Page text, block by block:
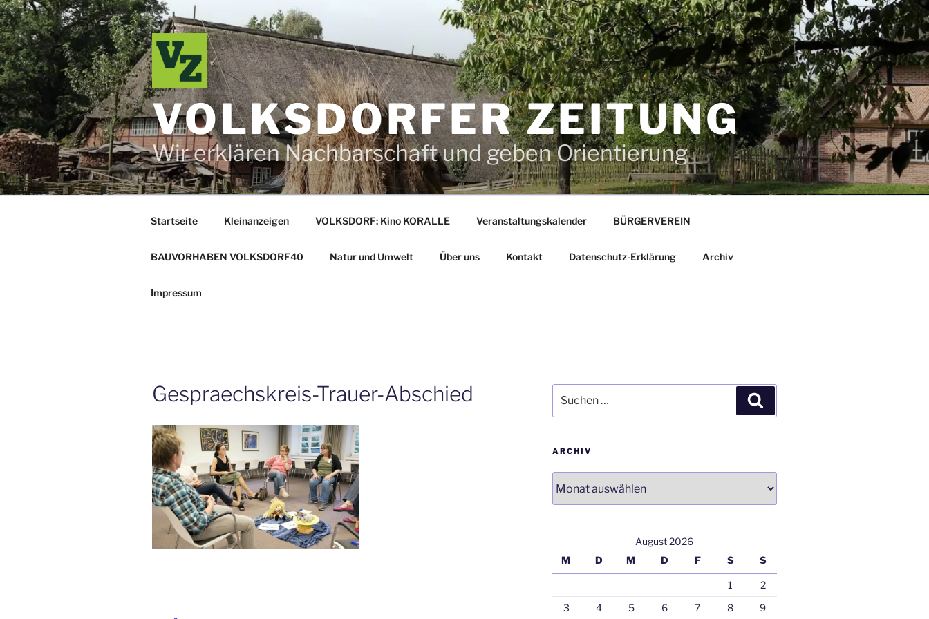
Zum
Inhalt
springen
VOLKSDORFER ZEITUNG
Wir erklären Nachbarschaft und geben Orientierung
Startseite Kleinanzeigen VOLKSDORF: Kino KORALLE Veranstaltungskalender BÜRGERVEREIN
BAUVORHABEN VOLKSDORF40 Natur und Umwelt Über uns Kontakt Datenschutz-Erklärung Archiv
Impressum
Gespraechskreis-Trauer-Abschied
Beitrags-
nach:
ARCHIV
August 2026
M
D M D F S S
1
2
3
4 5 6 7 8 9